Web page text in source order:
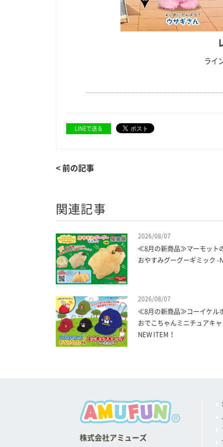
ライ
LINEで送る
< 前の記事
関連記事
2026/08/07
≪8月の新商品≫マーモット
おやすみグーグーギミック -
2026/08/07
≪8月の新商品≫コーイケル
おでこちゃんミニチュアキ
NEW ITEM！
株式会社アミューズ